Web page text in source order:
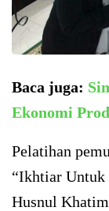
Baca juga:
Ekonomi
Pelatihan
“Ikhtiar Untuk
Husnul